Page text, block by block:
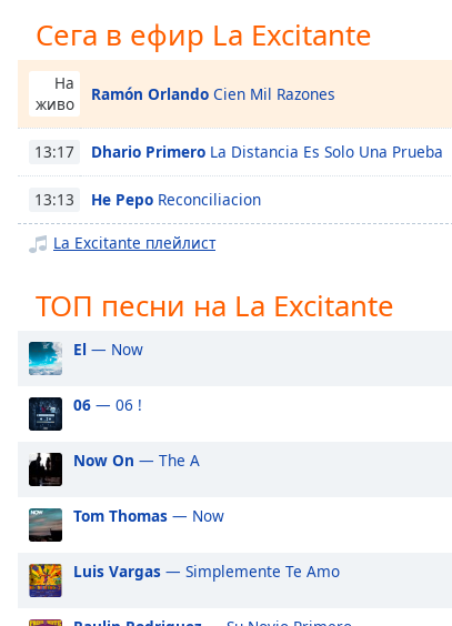
Playback
Chapters
Descriptions
selected
Subtitles
subtitles
settings
subtitles
settings
dialog
subtitles
off
selected
Сега в ефир La Excitante
На
живо
Ramón Orlando Cien Mil Razones
13:17 Dhario Primero La Distancia Es Solo Una Prueba
13:13 He Pepo Reconciliacion
La Excitante плейлист
ТОП песни на La Excitante
El — Now
06 — 06 !
Now On — The A
Tom Thomas — Now
Luis Vargas — Simplemente Te Amo